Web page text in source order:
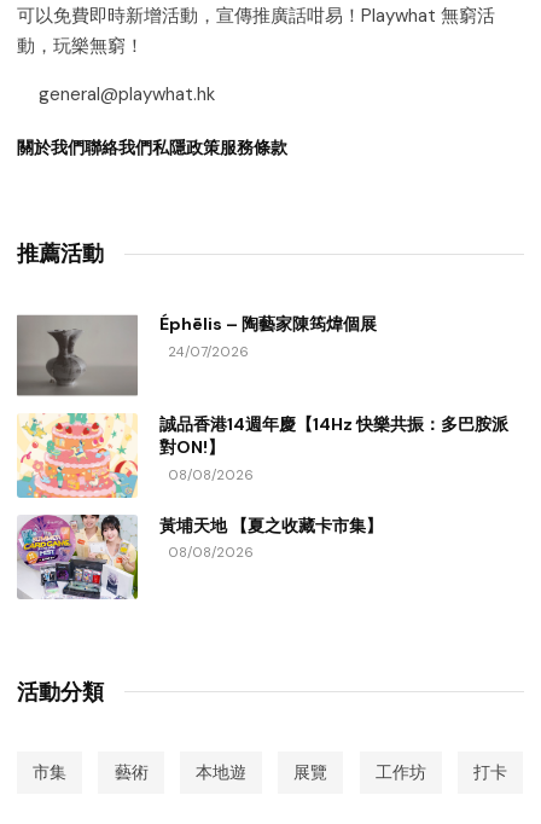
可以免費即時新增活動，宣傳推廣話咁易！Playwhat 無窮活
動，玩樂無窮！
general@playwhat.hk
關於我們聯絡我們私隱政策服務條款
推薦活動
Éphēlis – 陶藝家陳筠煒個展
24/07/2026
誠品香港14週年慶【14Hz 快樂共振：多巴胺派
對ON!】
08/08/2026
黃埔天地 【夏之收藏卡市集】
08/08/2026
活動分類
市集 藝術 本地遊 展覽 工作坊 打卡